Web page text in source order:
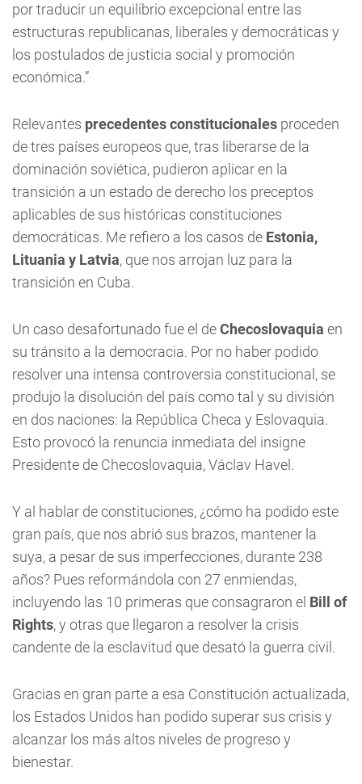
por traducir un equilibrio excepcional entre las
estructuras republicanas, liberales y democráticas y
los postulados de justicia social y promoción
económica.”
Relevantes precedentes constitucionales proceden
de tres países europeos que, tras liberarse de la
dominación soviética, pudieron aplicar en la
transición a un estado de derecho los preceptos
aplicables de sus históricas constituciones
democráticas. Me refiero a los casos de Estonia,
Lituania y Latvia, que nos arrojan luz para la
transición en Cuba.
Un caso desafortunado fue el deChecoslovaquia en
su tránsito a la democracia. Por no haber podido
resolver una intensa controversia constitucional, se
produjo la disolución del país como tal y su división
en dos naciones: la República Checa y Eslovaquia.
Esto provocó la renuncia inmediata del insigne
Presidente de Checoslovaquia, Václav Havel.
Y al hablar de constituciones, ¿cómo ha podido este
gran país, que nos abrió sus brazos, mantener la
suya, a pesar de sus imperfecciones, durante 238
años? Pues reformándola con 27 enmiendas,
incluyendo las 10 primeras que consagraron el Bill of
Rights, y otras que llegaron a resolver la crisis
candente de la esclavitud que desató la guerra civil.
Gracias en gran parte a esa Constitución actualizada,
los Estados Unidos han podido superar sus crisis y
alcanzar los más altos niveles de progreso y
bienestar.